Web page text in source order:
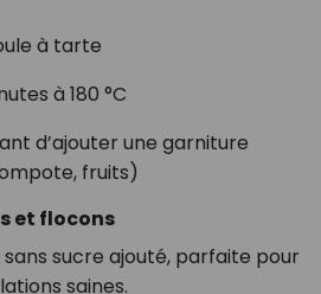
à tarte
à 180 °C
d’ajouter une garniture
fruits)
et flocons
sucre ajouté, parfaite pour
saines.